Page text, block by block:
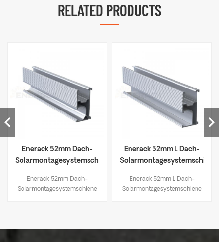
RELATED PRODUCTS
Enerack 52mm Dach-
Solarmontagesystemschiene
Enerack 52mm Dach-
Solarmontagesystemschiene
Enerack 52mm L Dach-
Solarmontagesystemschiene
Enerack 52mm L Dach-
Solarmontagesystemschiene